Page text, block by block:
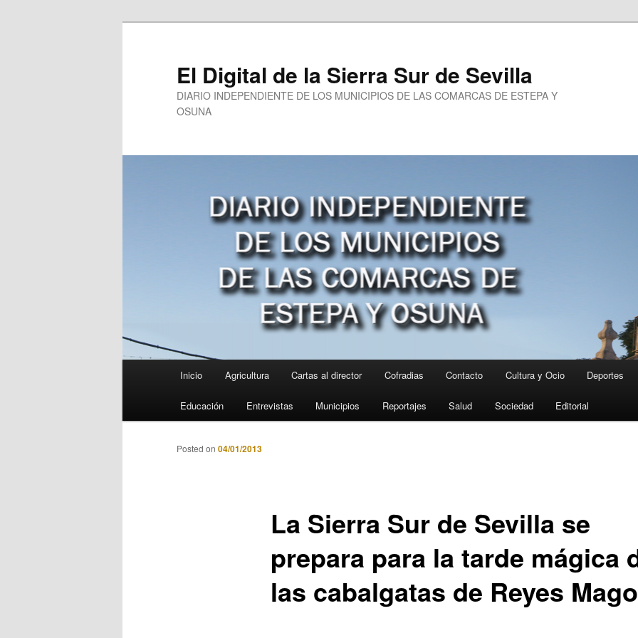
El Digital de la Sierra Sur de Sevilla
DIARIO INDEPENDIENTE DE LOS MUNICIPIOS DE LAS COMARCAS DE ESTEPA Y
OSUNA
Inicio Agricultura Cartas al director Cofradias Contacto Cultura y Ocio Deportes
Educación Entrevistas Municipios Reportajes Salud Sociedad Editorial
La Sierra Sur de Sevilla se
prepara para la tarde mágica
las cabalgatas de Reyes
Posted on 04/01/2013